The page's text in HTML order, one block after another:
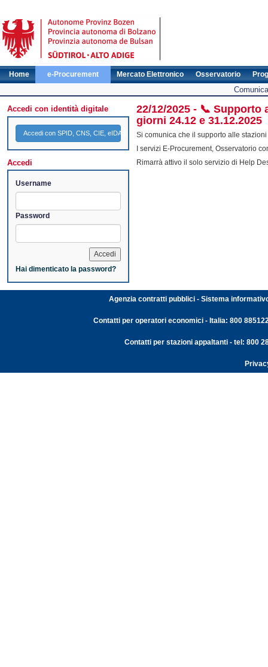
Home e-Procurement Mercato Elettronico Osservatorio
Accedi con identità digitale
Accedi con SPID, CNS, CIE, eIDAS
Accedi
Username
Password
Hai dimenticato la password?
22/12/2025 - 📞
giorni 24.12 e 31.12.2025
Si comunica che il supporto alle
I servizi E-Procurement, Osservatorio
Rimarrà attivo il solo servizio di Help
Agenzia contratti pubblici - Sistema
Contatti per operatori economici - Italia: 800
Contatti per stazioni appaltanti - tel: 800